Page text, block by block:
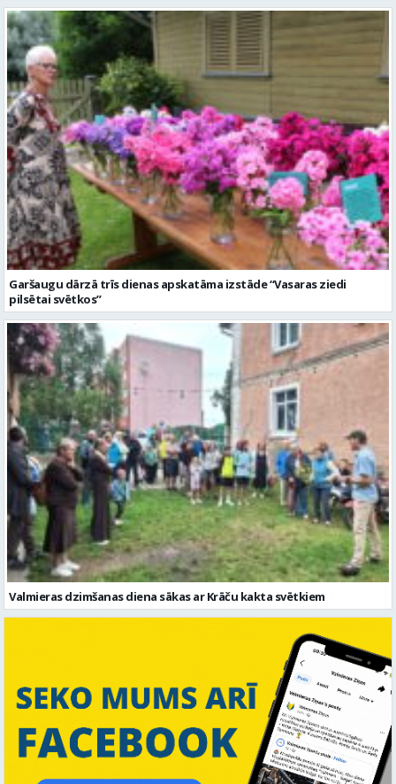
Garšaugu dārzā trīs dienas apskatāma izstāde “Vasaras ziedi
pilsētai svētkos”
Valmieras dzimšanas diena sākas ar Krāču kakta svētkiem